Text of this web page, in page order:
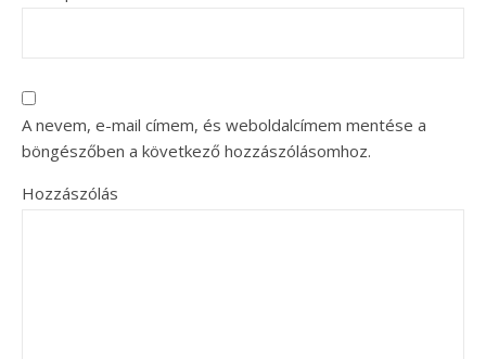
A nevem, e-mail címem, és weboldalcímem mentése a
böngészőben a következő hozzászólásomhoz.
Hozzászólás